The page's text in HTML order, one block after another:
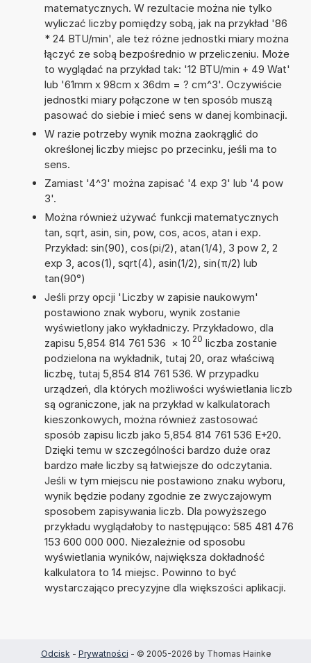
matematycznych. W rezultacie można nie tylko
wyliczać liczby pomiędzy sobą, jak na przykład '86
* 24 BTU/min', ale też różne jednostki miary można
łączyć ze sobą bezpośrednio w przeliczeniu. Może
to wyglądać na przykład tak: '12 BTU/min + 49 Wat'
lub '61mm x 98cm x 36dm = ? cm^3'. Oczywiście
jednostki miary połączone w ten sposób muszą
pasować do siebie i mieć sens w danej kombinacji.
W razie potrzeby wynik można zaokrąglić do
określonej liczby miejsc po przecinku, jeśli ma to
sens.
Zamiast '4^3' można zapisać '4 exp 3' lub '4 pow
3'.
Można również używać funkcji matematycznych
tan, sqrt, asin, sin, pow, cos, acos, atan i exp.
Przykład: sin(90), cos(pi/2), atan(1/4), 3 pow 2, 2
exp 3, acos(1), sqrt(4), asin(1/2), sin(π/2) lub
tan(90°)
Jeśli przy opcji 'Liczby w zapisie naukowym'
postawiono znak wyboru, wynik zostanie
wyświetlony jako wykładniczy. Przykładowo, dla
zapisu 5,854 814 761 536 × 10 20 liczba zostanie
podzielona na wykładnik, tutaj 20, oraz właściwą
liczbę, tutaj 5,854 814 761 536. W przypadku
urządzeń, dla których możliwości wyświetlania liczb
są ograniczone, jak na przykład w kalkulatorach
kieszonkowych, można również zastosować
sposób zapisu liczb jako 5,854 814 761 536 E+20.
Dzięki temu w szczególności bardzo duże oraz
bardzo małe liczby są łatwiejsze do odczytania.
Jeśli w tym miejscu nie postawiono znaku wyboru,
wynik będzie podany zgodnie ze zwyczajowym
sposobem zapisywania liczb. Dla powyższego
przykładu wyglądałoby to następująco: 585 481 476
153 600 000 000. Niezależnie od sposobu
wyświetlania wyników, największa dokładność
kalkulatora to 14 miejsc. Powinno to być
wystarczająco precyzyjne dla większości aplikacji.
Odcisk - Prywatności - © 2005-2026 by Thomas Hainke